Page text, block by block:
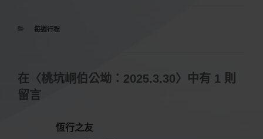
分
每週行程
在〈桃坑峒伯公坳：2025.3.30〉中有 1 則
留言
恆行之友